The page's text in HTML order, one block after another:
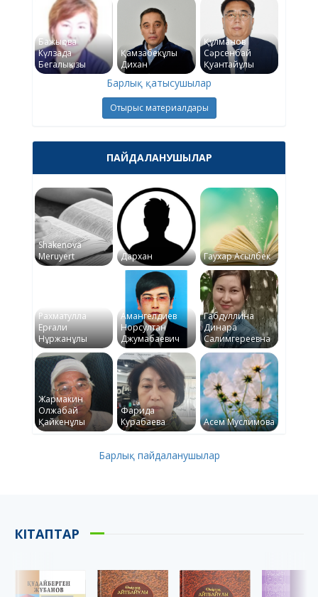
Бажықова
Күлзада
Бегалықызы
Қамзабекұлы
Дихан
Құлманов
Сәрсенбай
Қуантайұлы
Барлық қатысушылар
Отырыс материалдары
ПАЙДАЛАНУШЫЛАР
Shakenova
Meruyert
Дархан Гаухар Асылбек
Рахматулла
Ерғали
Нұржанұлы
Амангелдиев
Норсултан
Джумабаевич
Габдуллина
Динара
Салимгереевна
Жармакин
Олжабай
Қайкенұлы
Фарида
Курабаева
Асем Муслимова
Барлық пайдаланушылар
КІТАПТАР